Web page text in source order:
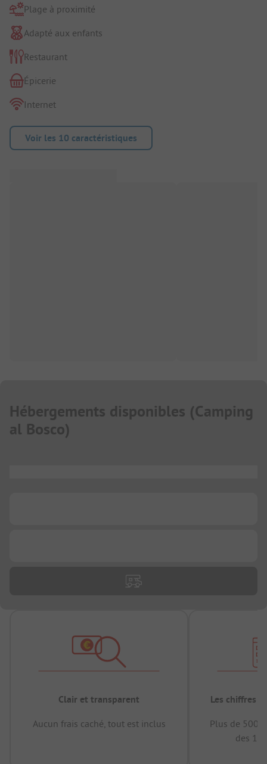
Plage à proximité
Adapté aux enfants
Restaurant
Épicerie
Internet
Voir les 10 caractéristiques
Hébergements disponibles (Camping
al Bosco)
Clair et transparent
Aucun frais caché, tout est inclus
Les chiffres
Plus de
des 12